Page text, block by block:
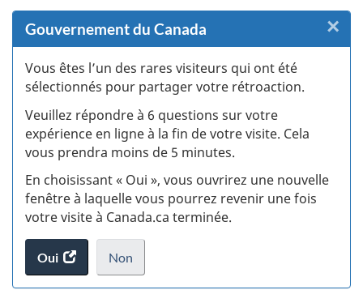
Gouvernement du Canada
Vous êtes l’un des rares visiteurs qui ont été
sélectionnés pour partager votre rétroaction.
Veuillez répondre à 6 questions sur votre
expérience en ligne à la fin de votre visite. Cela
vous prendra moins de 5 minutes.
En choisissant « Oui », vous ouvrirez une nouvelle
fenêtre à laquelle vous pourrez revenir une fois
votre visite à Canada.ca terminée.
Oui
accéder
au
Non
je
.
×